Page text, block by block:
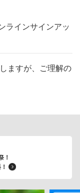
ラインサインアッ
ますが、ご理解の
！
！